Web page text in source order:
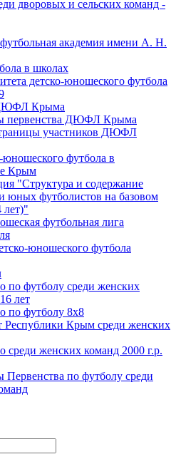
дворовых и сельских команд -
академия имени А. Н.
в школах
детско-юношеского футбола
Крыма
первенства ДЮФЛ Крыма
участников ДЮФЛ
юношеского футбола в
Крым
"Структура и содержание
юных футболистов на базовом
лет)"
футбольная лига
юношеского футбола
по футболу среди женских
лет
по футболу 8х8
Республики Крым среди женских
среди женских команд 2000 г.р.
Первенства по футболу среди